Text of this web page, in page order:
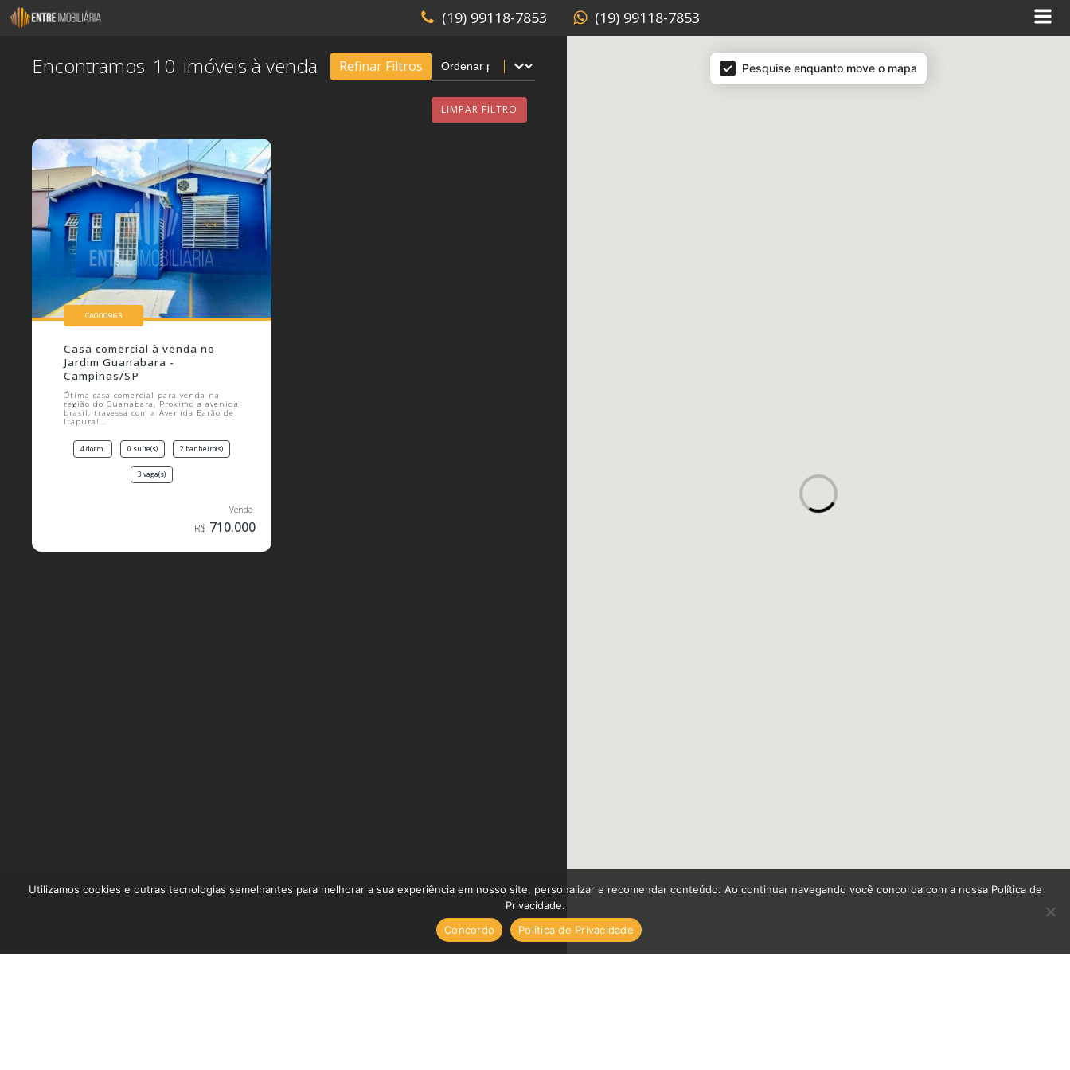
(19) 99118-7853 (19) 99118-7853 (19) 99118-7853
10 Refinar Filtros Ordenação Venda
Sort content
LIMPAR FILTRO
CA000963
Casa comercial à venda no
Jardim Guanabara -
Campinas/SP
Ótima casa comercial para venda na
região do Guanabara, Proximo a avenida
brasil, travessa com a Avenida Barão de
Itapura!...
4 dorm. 0 suíte(s) 2 banheiro(s)
3 vaga(s)
710.000
Pesquise enquanto move o mapa
Utilizamos cookies e outras tecnologias semelhantes para melhorar a sua experiência em nosso site, personalizar e recomendar conteúdo. Ao continuar navegando você concorda com a nossa Política de
Privacidade.
Concordo
Política de Privacidade